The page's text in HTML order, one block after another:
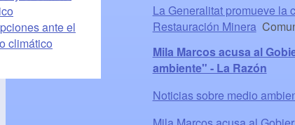
La Generalitat promueve la
Restauración Minera
Mila Marcos acusa al
ambiente" - La Razón
Noticias sobre medio
ante el
climático